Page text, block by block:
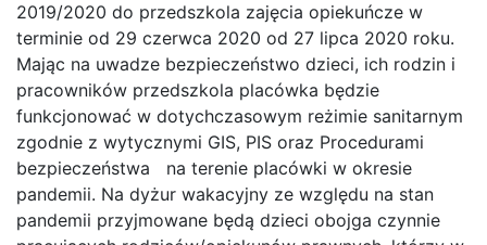
2019/2020 do przedszkola zajęcia opiekuńcze w
terminie od 29 czerwca 2020 od 27 lipca 2020 roku.
Mając na uwadze bezpieczeństwo dzieci, ich rodzin i
pracowników przedszkola placówka będzie
funkcjonować w dotychczasowym reżimie sanitarnym
zgodnie z wytycznymi GIS, PIS oraz Procedurami
bezpieczeństwa na terenie placówki w okresie
pandemii. Na dyżur wakacyjny ze względu na stan
pandemii przyjmowane będą dzieci obojga czynnie